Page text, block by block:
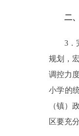
二
3．完
规划，
调控力
小学的
（镇）
区要充